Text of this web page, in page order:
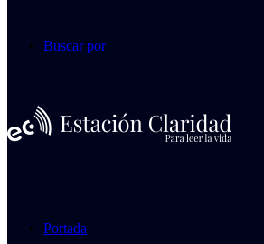
Buscar por
Portada